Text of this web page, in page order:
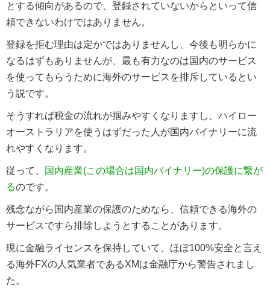
とする傾向があるので、登録されていないからといって信
頼できないわけではありません。
登録を拒む理由は定かではありませんし、今後も明らかに
なるはずもありませんが、最も有力なのは国内のサービス
を使ってもらうために海外のサービスを排斥しているとい
う説です。
そうすれば税金の流れが掴みやすくなりますし、ハイロー
オーストラリアを使うはずだった人が国内バイナリーに流
れやすくなります。
従って、
国内産業(この場合は国内バイナリー)の保護に繋が
るのです。
残念ながら国内産業の保護のためなら、信頼できる海外の
サービスですら排除しようとすることがあります。
現に金融ライセンスを保持していて、ほぼ100%安全と言え
る海外FXの人気業者であるXMは金融庁から警告されまし
た。